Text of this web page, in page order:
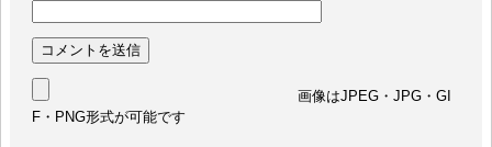
画像はJPEG・JPG・GI
F・PNG形式が可能です